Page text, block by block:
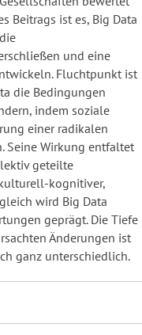
Beitrags ist es, Big Data
und eine
Fluchtpunkt ist
die Bedingungen
indem soziale
einer radikalen
Seine Wirkung entfaltet
geteilte
kognitiver,
wird Big Data
geprägt. Die Tiefe
Änderungen ist
ganz unterschiedlich.